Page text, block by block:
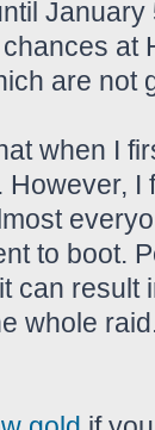
at
are not
when I
However, I
to boot.
can result
whole